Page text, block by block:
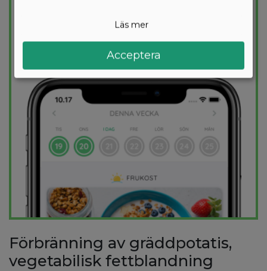
kalorimål varje dag.
PROVAGRATIS
Förbränning av gräddpotatis,
vegetabilisk fettblandning
Läs mer
Acceptera